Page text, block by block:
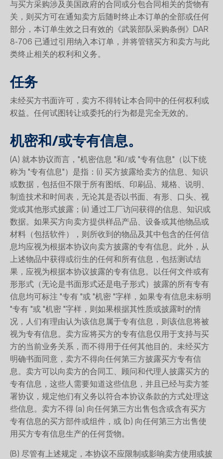
与买方采购涉及美国政府的合同或分包合同相关的货物有
关，则买方可在通知卖方后随时终止本订单的全部或任何
部分，本订单生效之日有效的《武装部队采购条例》DAR
8-706 已通过引用纳入本订单，并将管辖买方和卖方与此
类终止相关的权利和义务。
任务
未经买方书面许可，卖方不得转让本合同中的任何权利或
权益。任何试图转让或委托的行为都是完全无效的。
机密和/或专有信息。
(A) 就本协议而言，"机密信息 "和/或 "专有信息"（以下统
称为 "专有信息"）是指：(i) 买方披露给卖方的信息、知识
或数据，包括但不限于所有图纸、印刷品、规格、说明、
制造技术和时间表，无论其是否以书面、有形、口头、视
觉或其他形式披露；(ii) 通过工厂访问获得的信息、知识或
数据。如果买方向卖方提供样品产品、设备或其他物品或
材料（包括软件），则所收到的物品及其中包含的任何信
息均应视为根据本协议向卖方披露的专有信息。此外，从
上述物品中获得或衍生的任何和所有信息，包括测试结
果，应视为根据本协议披露的专有信息。以任何文件或有
形形式（无论是书面形式还是电子形式）披露的所有专有
信息均可标注 "专有 "或 "机密 "字样，如果专有信息未标明
"专有 "或 "机密 "字样，则如果根据其性质或披露时的情
况，人们有理由认为该信息属于专有信息，则该信息将被
视为专有信息。卖方应将买方的专有信息仅用于支持与买
方的当前业务关系，而不得用于任何其他目的。未经买方
明确书面同意，卖方不得向任何第三方披露买方专有信
息。卖方可以向卖方的合同工、顾问和代理人披露买方的
专有信息，这些人需要知道这些信息，并且已经与卖方签
署协议，规定他们有义务以符合本协议条款的方式处理这
些信息。卖方不得 (a) 向任何第三方出售包含或含有买方
专有信息的买方部件或组件，或 (b) 向任何第三方出售使
用买方专有信息生产的任何货物。
(B) 尽管有上述规定，本协议不应限制或影响卖方使用或披